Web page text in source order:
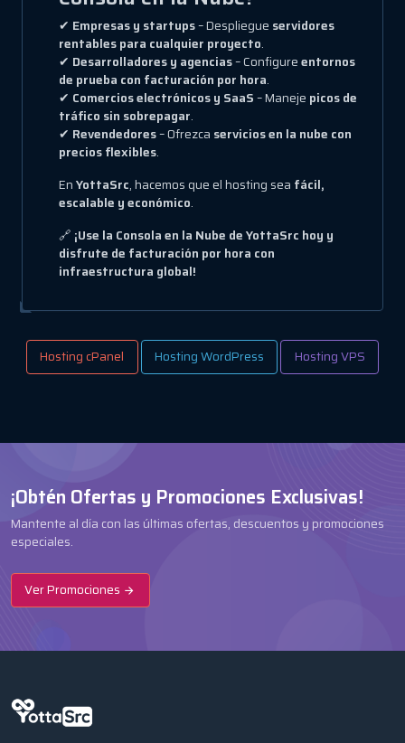
✔ Empresas y startups– Despliegue servidores
rentables para cualquier proyecto.
✔ Desarrolladores y agencias– Configureentornos
de prueba con facturación por hora.
✔ Comercios electrónicos y SaaS– Maneje picos de
tráfico sin sobrepagar.
✔ Revendedores– Ofrezca servicios en la nube con
precios flexibles.
EnYottaSrc, hacemos que el hosting sea fácil,
escalable y económico.
🔗 ¡Use la Consola en la Nube de YottaSrc hoy y
disfrute de facturación por hora con
infraestructura global!
Hosting cPanel Hosting WordPress Hosting VPS
¡Obtén Ofertas y Promociones Exclusivas!
Mantente al día con las últimas ofertas, descuentos y promociones
especiales.
Ver Promociones